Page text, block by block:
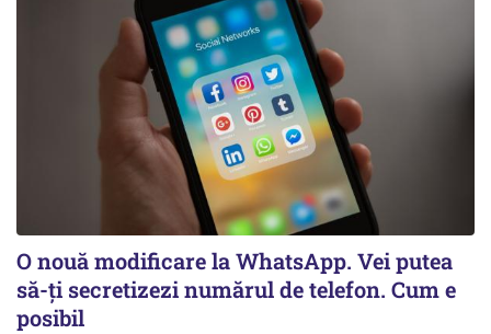
O nouă modificare la WhatsApp. Vei putea
să-ți secretizezi numărul de telefon. Cum e
posibil